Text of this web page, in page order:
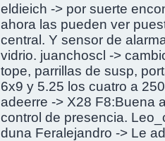
eldieich -> por suerte
ahora las pueden ver
central. Y sensor de
vidrio. juanchoscl ->
tope, parrillas de susp,
6x9 y 5.25 los cuatro a
adeerre -> X28 F8:Buena
control de presencia.
duna Feralejandro -> Le